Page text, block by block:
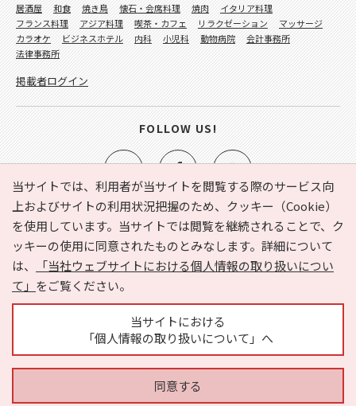
当サイトでは、利用者が当サイトを閲覧する際のサービス向
上およびサイトの利用状況把握のため、クッキー（Cookie）
を使用しています。当サイトでは閲覧を継続されることで、ク
ッキーの使用に同意されたものとみなします。詳細について
は、
「当社ウェブサイトにおける個人情報の取り扱いについ
て」 をご覧ください。
当サイトにおける
「個人情報の取り扱いについて」へ
同意する
e-NAVITA（イーナビタ）とは？ お気に入り
ヘルプ
利用規約
個人情報の取り扱いについて
運営会社
サイトマップ
広告掲載に関するお問い合わせ
居酒屋 和食 焼き鳥 懐石・会席料理 焼肉
イタリア料理
フランス料理
アジア料理 喫茶・カフェ リラクゼーション
マッサージ
カラオケ
ビジネスホテル 内科 小児科 動物病院
会計事務所
法律事務所
掲載者ログイン
FOLLOW US!
Copyright © HYOJITO.Co.,Ltd. All Rights Reserved.